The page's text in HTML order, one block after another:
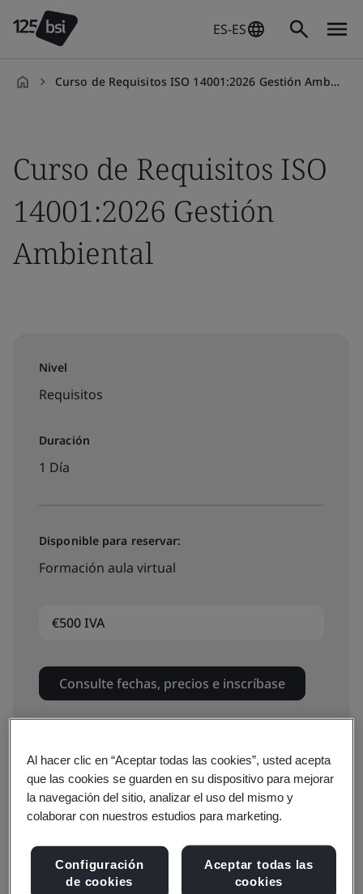
ES-ES
Curso de Requisitos ISO 14001:2026 Gestión Ambiental
Curso de Requisitos ISO
14001:2026 Gestión
Ambiental
Nivel
Requisitos
Duración
1 Día
Disponible para reservar:
Formación aula virtual
€500 IVA
Consulte fechas, precios e inscríbase
Disponible para reservar:
Formación aula virtual
€410 IVA
Al hacer clic en “Aceptar todas las cookies”, usted acepta
que las cookies se guarden en su dispositivo para mejorar
la navegación del sitio, analizar el uso del mismo y
colaborar con nuestros estudios para marketing.
Configuración
de cookies
Aceptar todas las
cookies